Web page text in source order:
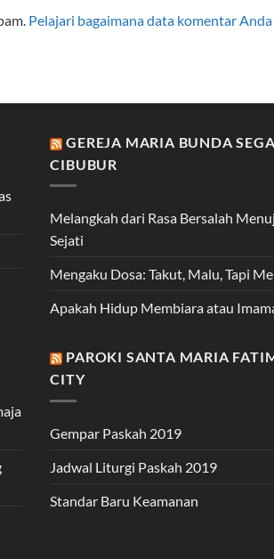
Pelajari bagaimana data komentar
GEREJA MARIA BUNDA
CIBUBUR
Melangkah dari Rasa Bersalah
Sejati
Mengaku Dosa: Takut, Malu, Tapi
Apakah Hidup Membiara atau
PAROKI SANTA MARIA
CITY
Gempar Paskah 2019
Jadwal Liturgi Paskah 2019
Standar Baru Keamanan